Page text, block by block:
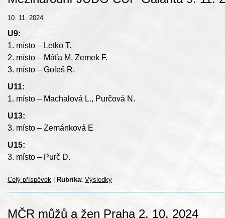
10. 11. 2024
U9:
1. místo – Letko T.
2. místo – Máťa M, Zemek F.
3. místo – Goleš R.
U11:
1. místo – Machalová L., Purčová N.
U13:
3. místo – Zemánková E
U15:
3. místo – Purč D.
Celý příspěvek Rubrika: Výsledky
MČR můžů a žen Praha 2. 10. 2024